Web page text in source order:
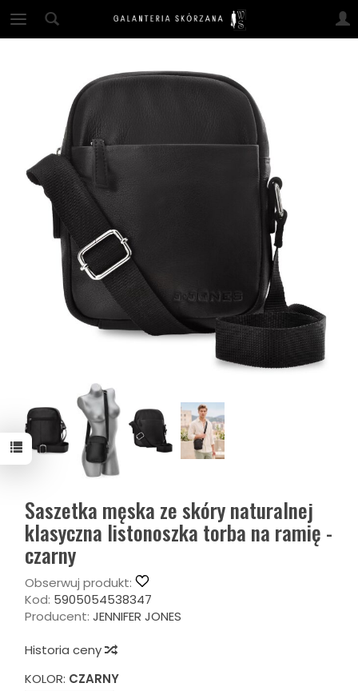
Saszetka męska ze skóry naturalnej
klasyczna listonoszka torba na ramię -
czarny
Obserwuj produkt:
Kod: 5905054538347
Producent: JENNIFER JONES
Historia ceny
KOLOR: CZARNY